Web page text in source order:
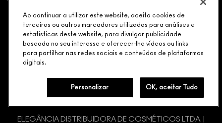
TERMOS & CONDIÇÕES
POLÍTICA M·A·C CONTRA FALSIFICADOS
© MAKE-UP ART COSMETICS. TODOS OS DIREITOS
ELEGÂNCIA DISTRIBUIDORA DE COSMÉTICOS LTDA. |
Ao continuar a utilizar este website, aceita cookies de
terceiros ou outros marcadores utilizados para análises e
estatísticas deste website, para divulgar publicidade
baseada no seu interesse e oferecer-lhe vídeos ou links
para partilhar nas redes sociais e conteúdos de plataformas
digitais.
Personalizar OK, aceitar Tudo